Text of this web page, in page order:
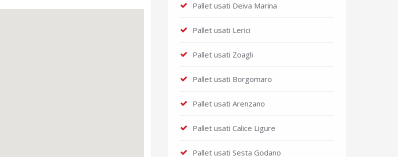
Pallet usati Deiva Marina
Pallet usati Lerici
Pallet usati Zoagli
Pallet usati Borgomaro
Pallet usati Arenzano
Pallet usati Calice Ligure
Pallet usati Sesta Godano